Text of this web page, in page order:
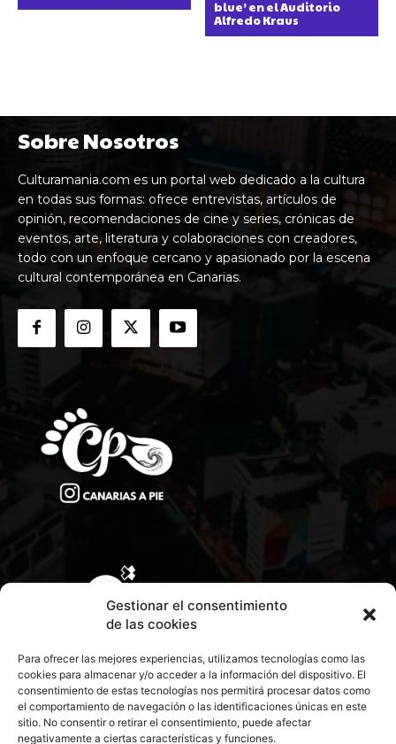
Gestionar el consentimiento
de las cookies
Para ofrecer las mejores experiencias, utilizamos tecnologías como las
cookies para almacenar y/o acceder a la información del dispositivo. El
consentimiento de estas tecnologías nos permitirá procesar datos como
el comportamiento de navegación o las identificaciones únicas en este
sitio. No consentir o retirar el consentimiento, puede afectar
negativamente a ciertas características y funciones.
blue’ en el Auditorio
Alfredo Kraus
Sobre Nosotros
Culturamania.com es un portal web dedicado a la cultura
en todas sus formas: ofrece entrevistas, artículos de
opinión, recomendaciones de cine y series, crónicas de
eventos, arte, literatura y colaboraciones con creadores,
todo con un enfoque cercano y apasionado por la escena
cultural contemporánea en Canarias.